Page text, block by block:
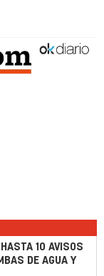
10 AVISOS
DE AGUA Y